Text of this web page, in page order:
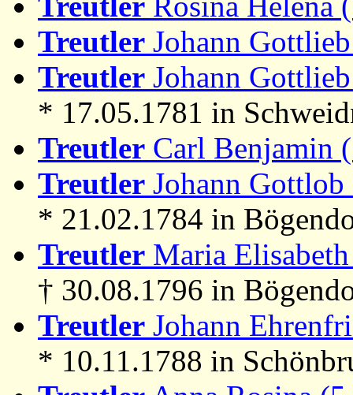
Treutler Johann
Treutler Johann
* 17.05.1781 in
Treutler Carl Benjamin
Treutler Johann
* 21.02.1784 in
Treutler Maria
† 30.08.1796 in
Treutler Johann
* 10.11.1788 in